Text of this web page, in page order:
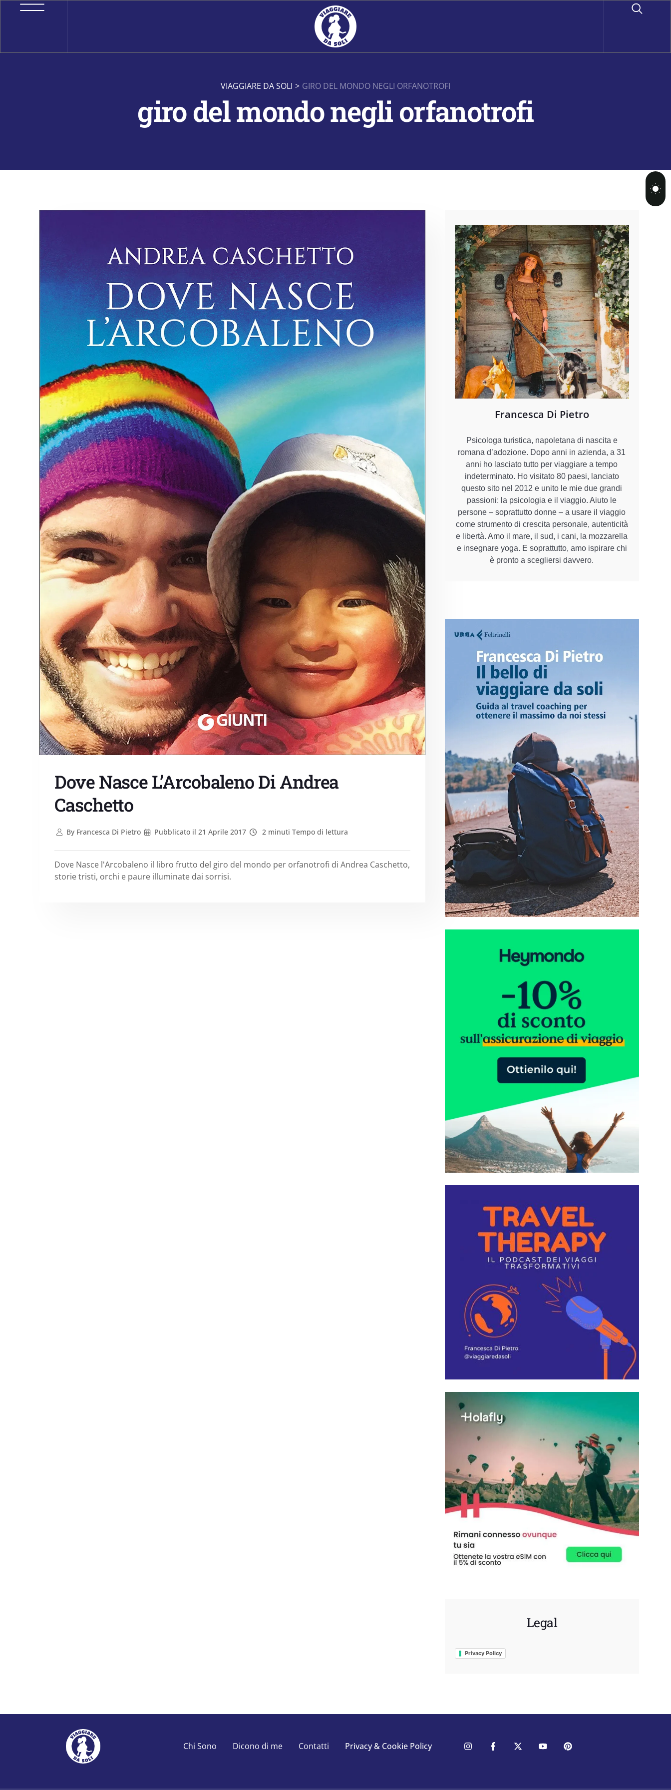
VIAGGIARE DA SOLI > GIRO DEL MONDO NEGLI ORFANOTROFI
giro del mondo negli orfanotrofi
Dove Nasce L’Arcobaleno Di Andrea
Caschetto
ByFrancesca Di Pietro Pubblicato il 21 Aprile 2017 2 minuti Tempo di lettura
Dove Nasce l'Arcobaleno il libro frutto del giro del mondo per orfanotrofi di Andrea Caschetto,
storie tristi, orchi e paure illuminate dai sorrisi.
Francesca Di Pietro
Psicologa turistica, napoletana di nascita e
romana d’adozione. Dopo anni in azienda, a 31
anni ho lasciato tutto per viaggiare a tempo
indeterminato. Ho visitato 80 paesi, lanciato
questo sito nel 2012 e unito le mie due grandi
passioni: la psicologia e il viaggio. Aiuto le
persone – soprattutto donne – a usare il viaggio
come strumento di crescita personale, autenticità
e libertà. Amo il mare, il sud, i cani, la mozzarella
e insegnare yoga. E soprattutto, amo ispirare chi
è pronto a scegliersi davvero.
Legal
Privacy Policy
Chi Sono Dicono di me Contatti Privacy & Cookie Policy